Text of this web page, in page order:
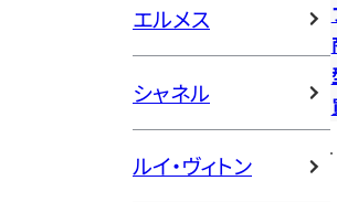
エルメス
シャネル
ルイ・ヴィトン